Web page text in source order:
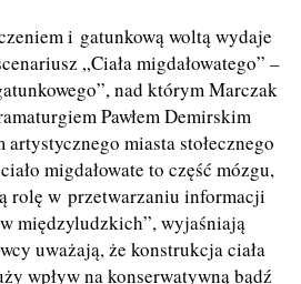
i gatunkową woltą wydaje
„Ciała migdałowatego” –
nad którym Marczak
Pawłem Demirskim
miasta stołecznego
migdałowate to część mózgu,
rolę w przetwarzaniu informacji
międzyludzkich”, wyjaśniają
uważają, że konstrukcja ciała
wpływ na konserwatywną bądź